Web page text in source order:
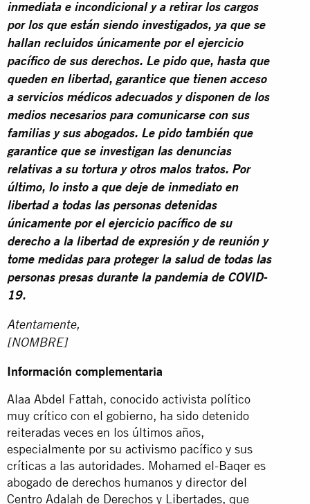
inmediata e incondicional y a retirar los cargos
por los que están siendo investigados, ya que se
hallan recluidos únicamente por el ejercicio
pacífico de sus derechos. Le pido que, hasta que
queden en libertad, garantice que tienen acceso
a servicios médicos adecuados y disponen de los
medios necesarios para comunicarse con sus
familias y sus abogados. Le pido también que
garantice que se investigan las denuncias
relativas a su tortura y otros malos tratos. Por
último, lo insto a que deje de inmediato en
libertad a todas las personas detenidas
únicamente por el ejercicio pacífico de su
derecho a la libertad de expresión y de reunión y
tome medidas para proteger la salud de todas las
personas presas durante la pandemia de COVID-
19.
Atentamente,
[NOMBRE]
Información complementaria
Alaa Abdel Fattah, conocido activista político
muy crítico con el gobierno, ha sido detenido
reiteradas veces en los últimos años,
especialmente por su activismo pacífico y sus
críticas a las autoridades. Mohamed el-Baqer es
abogado de derechos humanos y director del
Centro Adalah de Derechos y Libertades, que